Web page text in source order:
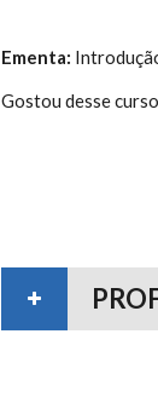
Ementa:
Gostou desse